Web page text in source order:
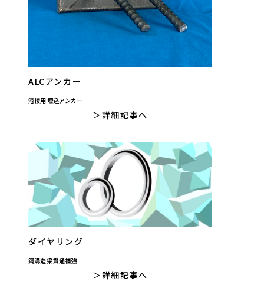
ALCアンカー
溶接用 埋込アンカー
詳細記事へ
ダイヤリング
鋼溝造 梁貫通補強
詳細記事へ